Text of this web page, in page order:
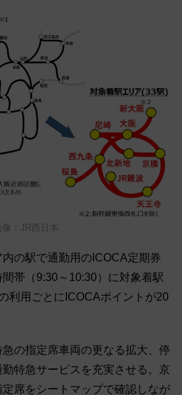
像：JR西日本
の駅で通勤用のICOCA定期券
帯（9:30～10:30）に対象着駅
利用ごとにICOCAポイントが20
の指定席車両の更なる拡大、停
特急サービスを充実させる。京
席をシートマップで確認しなが